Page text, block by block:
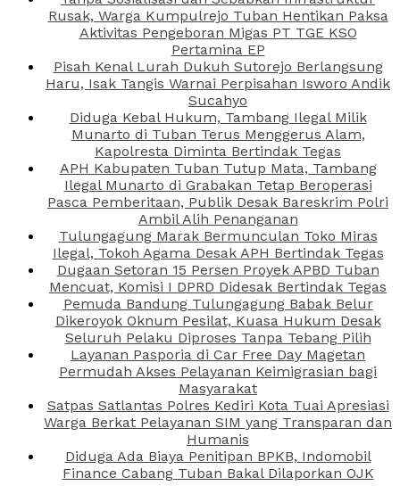
Rusak, Warga Kumpulrejo Tuban Hentikan Paksa
Aktivitas Pengeboran Migas PT TGE KSO
Pertamina EP
Pisah Kenal Lurah Dukuh Sutorejo Berlangsung
Haru, Isak Tangis Warnai Perpisahan Isworo Andik
Sucahyo
Diduga Kebal Hukum, Tambang Ilegal Milik
Munarto di Tuban Terus Menggerus Alam,
Kapolresta Diminta Bertindak Tegas
APH Kabupaten Tuban Tutup Mata, Tambang
Ilegal Munarto di Grabakan Tetap Beroperasi
Pasca Pemberitaan, Publik Desak Bareskrim Polri
Ambil Alih Penanganan
Tulungagung Marak Bermunculan Toko Miras
Ilegal, Tokoh Agama Desak APH Bertindak Tegas
Dugaan Setoran 15 Persen Proyek APBD Tuban
Mencuat, Komisi I DPRD Didesak Bertindak Tegas
Pemuda Bandung Tulungagung Babak Belur
Dikeroyok Oknum Pesilat, Kuasa Hukum Desak
Seluruh Pelaku Diproses Tanpa Tebang Pilih
Layanan Pasporia di Car Free Day Magetan
Permudah Akses Pelayanan Keimigrasian bagi
Masyarakat
Satpas Satlantas Polres Kediri Kota Tuai Apresiasi
Warga Berkat Pelayanan SIM yang Transparan dan
Humanis
Diduga Ada Biaya Penitipan BPKB, Indomobil
Finance Cabang Tuban Bakal Dilaporkan OJK